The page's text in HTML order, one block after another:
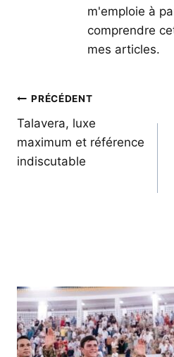
m'emploie à
comprendre
mes articles.
Navigation
de
l’article
PRÉCÉDENT
Talavera, luxe
maximum et référence
indiscutable